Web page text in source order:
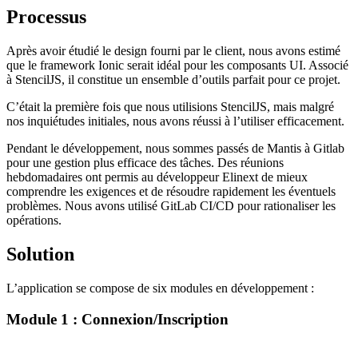
Processus
Après avoir étudié le design fourni par le client, nous avons estimé
que le framework Ionic serait idéal pour les composants UI. Associé
à StencilJS, il constitue un ensemble d’outils parfait pour ce projet.
C’était la première fois que nous utilisions StencilJS, mais malgré
nos inquiétudes initiales, nous avons réussi à l’utiliser efficacement.
Pendant le développement, nous sommes passés de Mantis à Gitlab
pour une gestion plus efficace des tâches. Des réunions
hebdomadaires ont permis au développeur Elinext de mieux
comprendre les exigences et de résoudre rapidement les éventuels
problèmes. Nous avons utilisé GitLab CI/CD pour rationaliser les
opérations.
Solution
L’application se compose de six modules en développement :
Module 1 : Connexion/Inscription